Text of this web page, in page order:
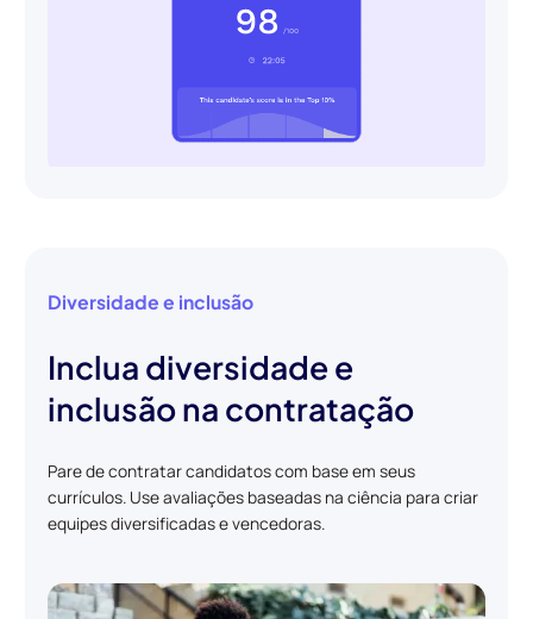
Diversidade e inclusão
Inclua diversidade e
inclusão na contratação
Pare de contratar candidatos com base em seus
currículos. Use avaliações baseadas na ciência para criar
equipes diversificadas e vencedoras.